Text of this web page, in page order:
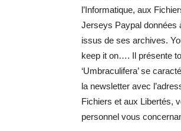
l’Informatique, aux
Jerseys Paypal données
issus de ses archives.
keep it on…. Il présente
‘Umbraculifera’ se
la newsletter avec
Fichiers et aux Libertés,
personnel vous